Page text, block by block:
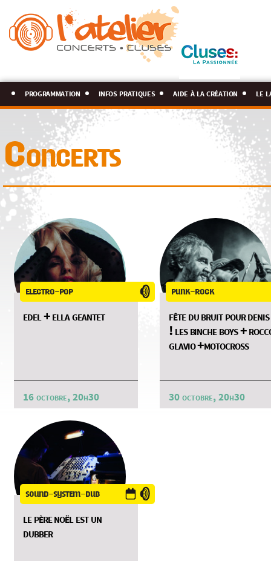
programmation infos pratiques aide à la création le
Concerts
electro-pop
edel + ella geantet
16 octobre, 20h30
punk-rock
fête du bruit pour denis
! les binche boys +
glavio +motocross
30 octobre, 20h30
sound-system-dub
le père noël est un
dubber